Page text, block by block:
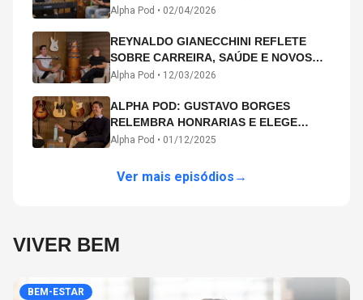
segue com o […]ÁLBUM INTERDIMENSIONAL E TURNÊ
Alpha Pod • 02/04/2026
REYNALDO GIANECCHINI REFLETE
SOBRE CARREIRA, SAÚDE E NOVOS
CAMINHOS ARTÍSTICOS NO ALPHA
Alpha Pod • 12/03/2026
ALPHA POD: GUSTAVO BORGES
RELEMBRA HONRARIAS E ELEGE
MICHAEL PHELPS O MAIOR ATLETA DA
Alpha Pod • 01/12/2025
Ver mais episódios →
VIVER BEM
BEM-ESTAR